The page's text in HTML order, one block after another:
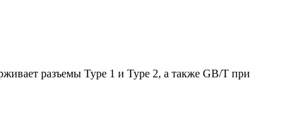
разъемы Type 1 и Type 2, а также GB/T при